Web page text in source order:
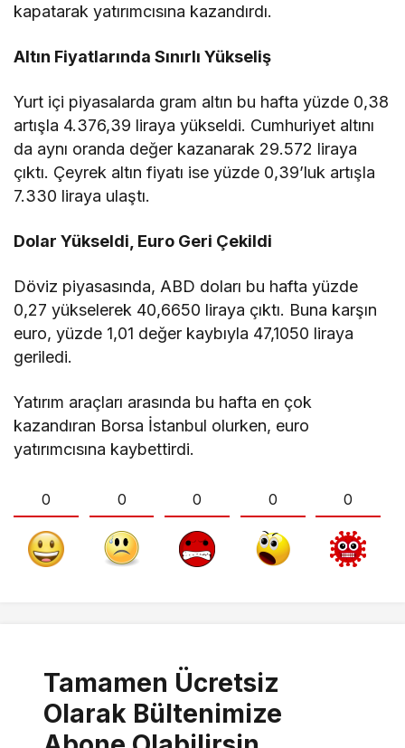
kapatarak yatırımcısına kazandırdı.
Altın Fiyatlarında Sınırlı Yükseliş
Yurt içi piyasalarda gram altın bu hafta yüzde 0,38
artışla 4.376,39 liraya yükseldi. Cumhuriyet altını
da aynı oranda değer kazanarak 29.572 liraya
çıktı. Çeyrek altın fiyatı ise yüzde 0,39’luk artışla
7.330 liraya ulaştı.
Dolar Yükseldi, Euro Geri Çekildi
Döviz piyasasında, ABD doları bu hafta yüzde
0,27 yükselerek 40,6650 liraya çıktı. Buna karşın
euro, yüzde 1,01 değer kaybıyla 47,1050 liraya
geriledi.
Yatırım araçları arasında bu hafta en çok
kazandıran Borsa İstanbul olurken, euro
yatırımcısına kaybettirdi.
0 0 0 0 0
Tamamen Ücretsiz
Olarak Bültenimize